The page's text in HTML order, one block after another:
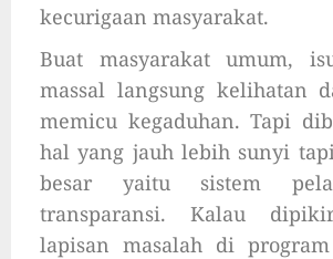
kecurigaan masyarakat.
Buat masyarakat umum,
massal langsung kelihatan
memicu kegaduhan. Tapi
hal yang jauh lebih sunyi
besar yaitu sistem
transparansi. Kalau
lapisan masalah di